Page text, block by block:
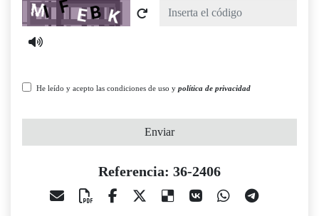
Captcha
He leído y acepto las condiciones de uso y política de privacidad
Enviar
Referencia: 36-2406